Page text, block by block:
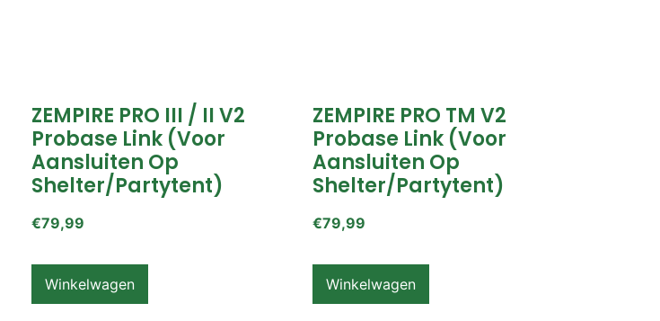
ZEMPIRE PRO III / II V2
Probase Link (voor
Aansluiten Op
Shelter/partytent)
€79,99
Winkelwagen
ZEMPIRE PRO TM V2
Probase Link (voor
Aansluiten Op
Shelter/partytent)
€79,99
Winkelwagen